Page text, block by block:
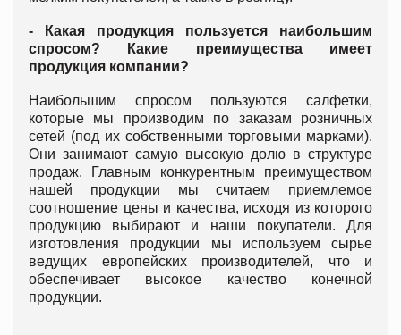
- Какая продукция пользуется наибольшим
спросом? Какие преимущества имеет
продукция компании?
Наибольшим спросом пользуются салфетки,
которые мы производим по заказам розничных
сетей (под их собственными торговыми марками).
Они занимают самую высокую долю в структуре
продаж. Главным конкурентным преимуществом
нашей продукции мы считаем приемлемое
соотношение цены и качества, исходя из которого
продукцию выбирают и наши покупатели. Для
изготовления продукции мы используем сырье
ведущих европейских производителей, что и
обеспечивает высокое качество конечной
продукции.